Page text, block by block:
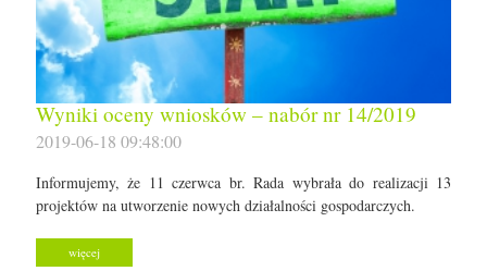
Wyniki oceny wniosków – nabór nr 14/2019
2019-06-18 09:48:00
Informujemy, że 11 czerwca br. Rada wybrała do realizacji 13
projektów na utworzenie nowych działalności gospodarczych.
więcej